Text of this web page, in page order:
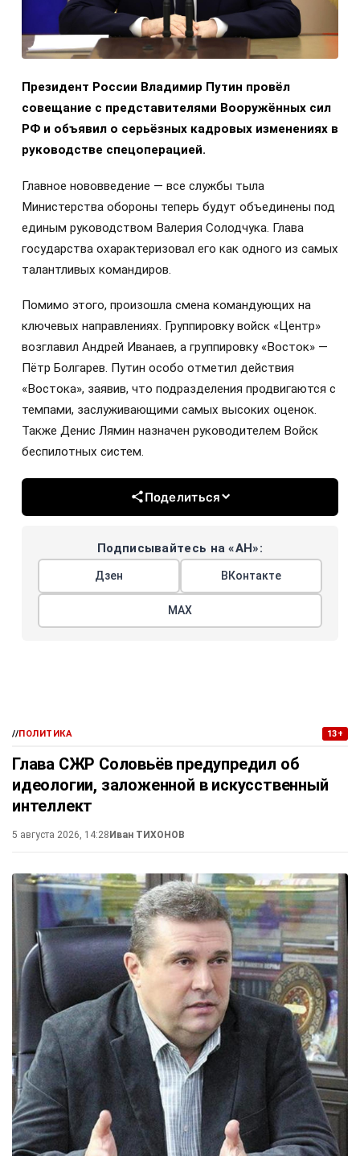
Президент России Владимир Путин провёл
совещание с представителями Вооружённых сил
РФ и объявил о серьёзных кадровых изменениях в
руководстве спецоперацией.
Главное нововведение — все службы тыла
Министерства обороны теперь будут объединены под
единым руководством Валерия Солодчука. Глава
государства охарактеризовал его как одного из самых
талантливых командиров.
Помимо этого, произошла смена командующих на
ключевых направлениях. Группировку войск «Центр»
возглавил Андрей Иванаев, а группировку «Восток» —
Пётр Болгарев. Путин особо отметил действия
«Востока», заявив, что подразделения продвигаются с
темпами, заслуживающими самых высоких оценок.
Также Денис Лямин назначен руководителем Войск
беспилотных систем.
Поделиться
Подписывайтесь на «АН»:
Дзен ВКонтакте
МАХ
//ПОЛИТИКА 13+
Глава СЖР Соловьёв предупредил об
идеологии, заложенной в искусственный
интеллект
5 августа 2026, 14:28Иван ТИХОНОВ